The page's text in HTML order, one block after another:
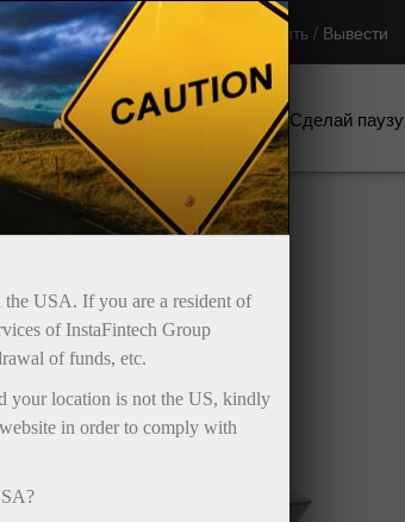
платформы Пополнить / Вывести
Промоакции Сделай паузу
the USA. If you are a resident of
of InstaFintech Group
of funds, etc.
your location is not the US, kindly
in order to comply with